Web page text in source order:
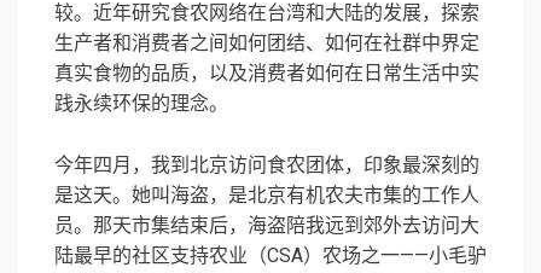
较。近年研究食农网络在台湾和大陆的发展，探索
生产者和消费者之间如何团结、如何在社群中界定
真实食物的品质，以及消费者如何在日常生活中实
践永续环保的理念。
今年四月，我到北京访问食农团体，印象最深刻的
是这天。她叫海盗，是北京有机农夫市集的工作人
员。那天市集结束后，海盗陪我远到郊外去访问大
陆最早的社区支持农业（CSA）农场之一——小毛驴